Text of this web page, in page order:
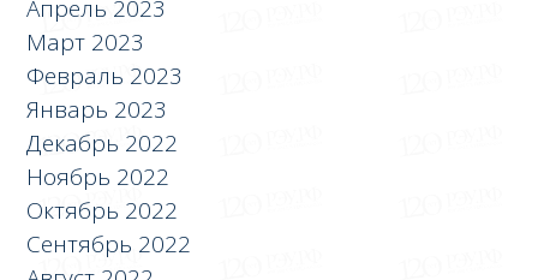
Апрель 2023
Март 2023
Февраль 2023
Январь 2023
Декабрь 2022
Ноябрь 2022
Октябрь 2022
Сентябрь 2022